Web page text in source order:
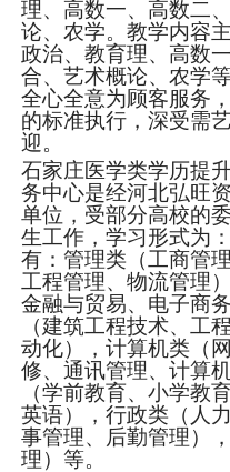
理、高数一、高数二
论、农学。教学内容
政治、教育理、高数
合、艺术概论、农学
全心全意为顾客服务
的标准执行，深受需
迎。
石家庄医学类学历提
务中心是经河北弘旺
单位，受部分高校的
生工作，学习形式为
有：管理类（工商管
工程管理、物流管理
金融与贸易、电子商
（建筑工程技术、工
动化），计算机类（
修、通讯管理、计算
（学前教育、小学教
英语），行政类（人
事管理、后勤管理）
理）等。